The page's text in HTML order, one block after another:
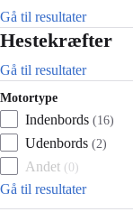
Gå til resultater
Hestekræfter
Gå til resultater
Motortype
Indenbords (16)
Udenbords (2)
Andet ( 0 )
Gå til resultater